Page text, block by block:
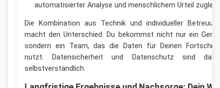
automatisierter Analyse und menschlichem Urteil
Die Kombination aus Technik und individueller
macht den Unterschied: Du bekommst nicht nur ein
sondern ein Team, das die Daten für Deinen
nutzt. Datensicherheit und Datenschutz sind
selbstverständlich.